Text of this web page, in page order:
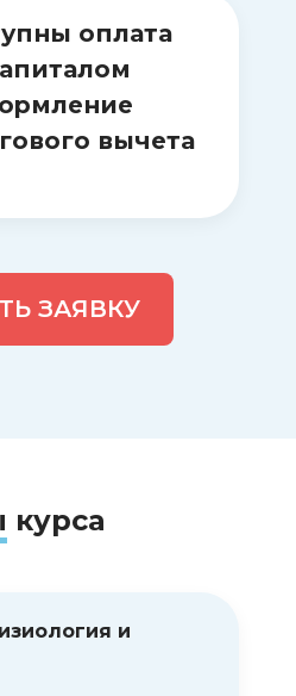
материалы для
изучения
перед
этапом
оплата
вычета
ЗАЯВКУ
курса
и